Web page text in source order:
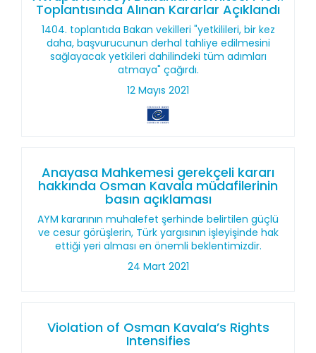
Toplantısında Alınan Kararlar Açıklandı
1404. toplantıda Bakan vekilleri "yetkilileri, bir kez
daha, başvurucunun derhal tahliye edilmesini
sağlayacak yetkileri dahilindeki tüm adımları
atmaya" çağırdı.
12 Mayıs 2021
Anayasa Mahkemesi gerekçeli kararı
hakkında Osman Kavala müdafilerinin
basın açıklaması
AYM kararının muhalefet şerhinde belirtilen güçlü
ve cesur görüşlerin, Türk yargısının işleyişinde hak
ettiği yeri alması en önemli beklentimizdir.
24 Mart 2021
Violation of Osman Kavala’s Rights
Intensifies